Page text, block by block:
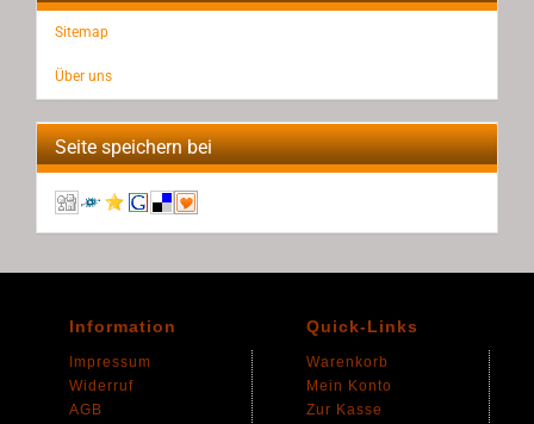
Sitemap
Über uns
Seite speichern bei
Information
Impressum
Widerruf
AGB
Quick-Links
Warenkorb
Mein Konto
Zur Kasse